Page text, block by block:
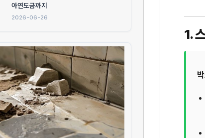
아연도금까지
2026-06-26
1.